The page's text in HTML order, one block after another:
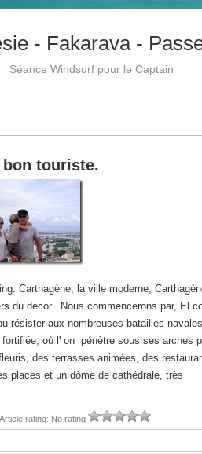
- Fakarava -
Séance Windsurf pour le Captain
bon touriste.
Carthagène, la ville moderne,
du décor...Nous commencerons par, El
résister aux nombreuses batailles
où l' on pénètre sous ses arches
des terrasses animées, des
places et un dôme de cathédrale, très
Article rating: No rating